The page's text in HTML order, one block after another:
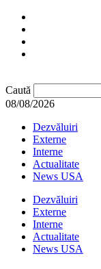
Caută
08/08/2026
Dezvăluiri
Externe
Interne
Actualitate
News USA
Dezvăluiri
Externe
Interne
Actualitate
News USA